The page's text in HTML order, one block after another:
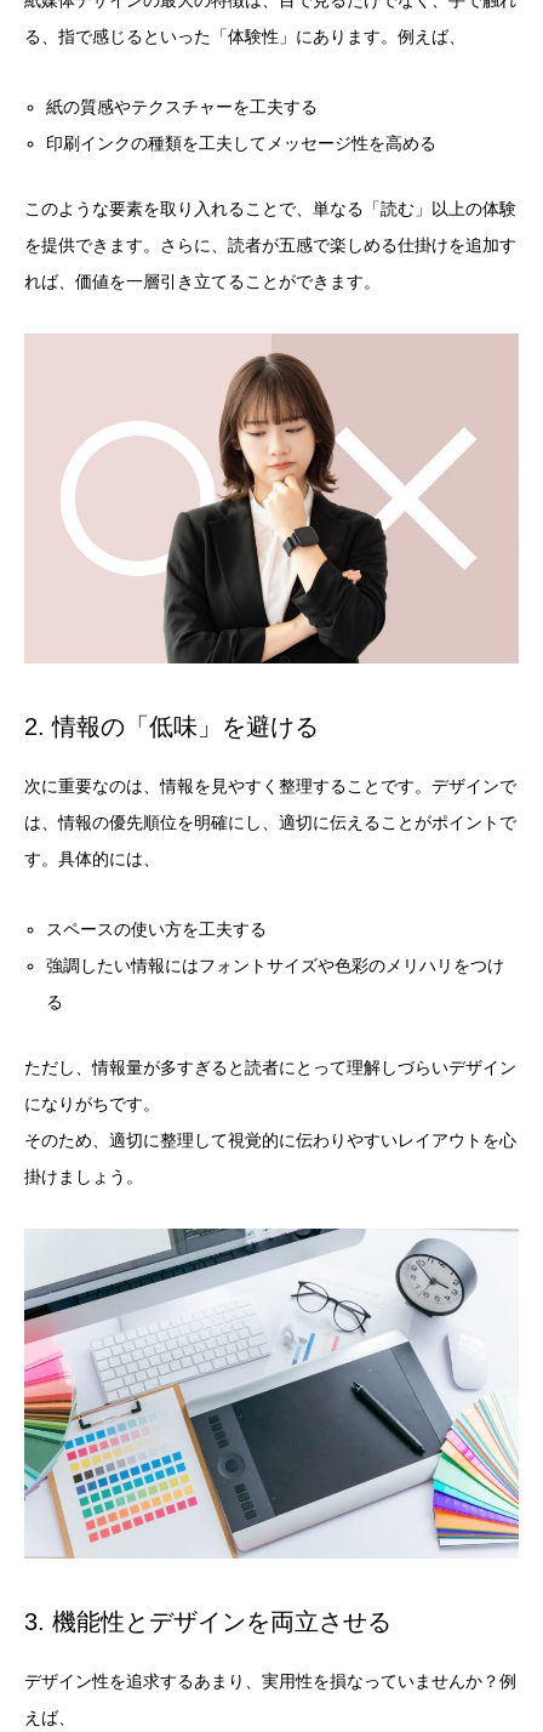
る、指で感じるといった「体験性」にあります。例えば、
紙の質感やテクスチャーを工夫する
印刷インクの種類を工夫してメッセージ性を高める
このような要素を取り入れることで、単なる「読む」以上の体験
を提供できます。さらに、読者が五感で楽しめる仕掛けを追加す
れば、価値を一層引き立てることができます。
2. 情報の「低味」を避ける
次に重要なのは、情報を見やすく整理することです。デザインで
は、情報の優先順位を明確にし、適切に伝えることがポイントで
す。具体的には、
スペースの使い方を工夫する
強調したい情報にはフォントサイズや色彩のメリハリをつけ
る
ただし、情報量が多すぎると読者にとって理解しづらいデザイン
になりがちです。
そのため、適切に整理して視覚的に伝わりやすいレイアウトを心
掛けましょう。
3. 機能性とデザインを両立させる
デザイン性を追求するあまり、実用性を損なっていませんか？例
えば、